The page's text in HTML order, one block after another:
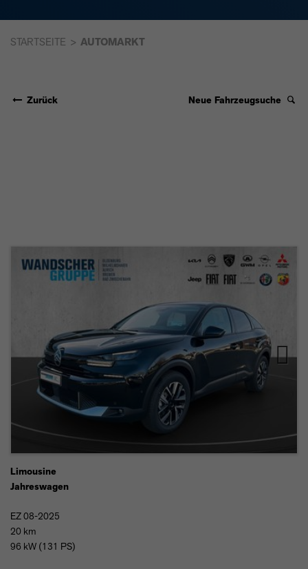
STARTSEITE AUTOMARKT
Zurück Neue Fahrzeugsuche
Limousine
Jahreswagen
EZ 08-2025
20 km
96 kW (131 PS)